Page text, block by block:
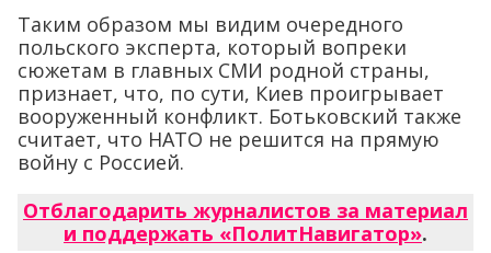
Таким образом мы видим очередного
польского эксперта, который вопреки
сюжетам в главных СМИ родной страны,
признает, что, по сути, Киев проигрывает
вооруженный конфликт. Ботьковский также
считает, что НАТО не решится на прямую
войну с Россией.
Отблагодарить журналистов за материал
и поддержать «ПолитНавигатор».